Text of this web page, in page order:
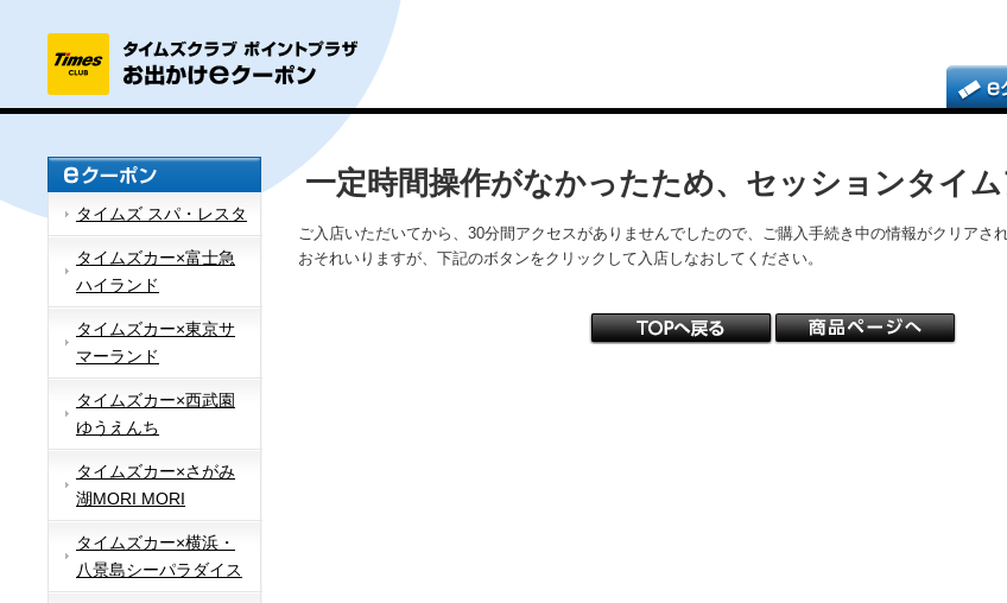
タイムズ スパ・レスタ
タイムズカー×富士急
ハイランド
タイムズカー×東京サ
マーランド
タイムズカー×西武園
ゆうえんち
タイムズカー×さがみ
湖MORI MORI
タイムズカー×横浜・
八景島シーパラダイス
一定時間操作がなかったため、セッションタイム
ご入店いただいてから、30分間アクセスがありませんでしたので、ご購入手続き中の情報がクリアされ
おそれいりますが、下記のボタンをクリックして入店しなおしてください。